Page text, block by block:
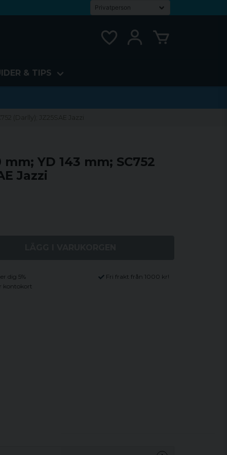
& TIPS
(Darlly); JZ25SAE Jazzi
YD 143 mm; SC752
Jazzi
dig 5%
Fri frakt från 1000 kr!
kontokort